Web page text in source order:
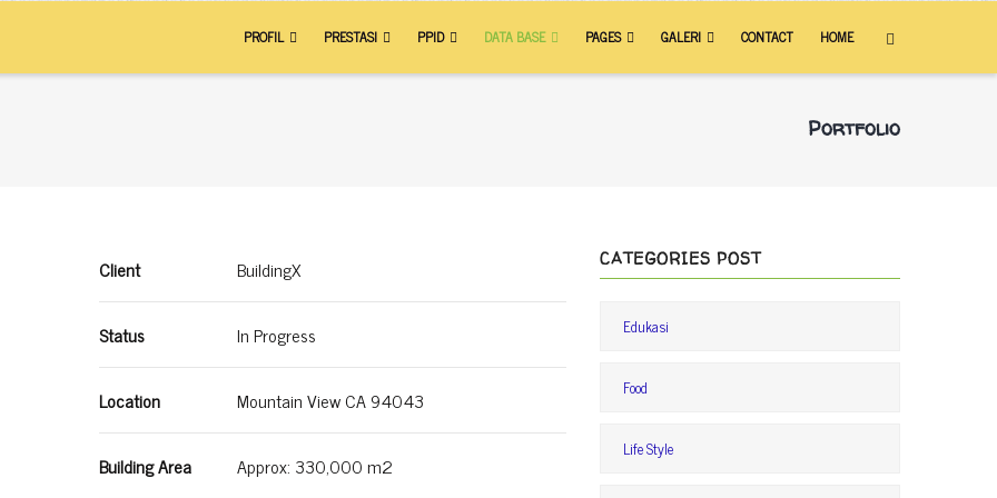
PROFIL PRESTASI PPID DATA BASE PAGES GALERI CONTACT HOME
Portfolio
Client BuildingX
Status In Progress
Location Mountain View CA 94043
Building Area Approx: 330,000 m2
CATEGORIES POST
Edukasi
Food
Life Style